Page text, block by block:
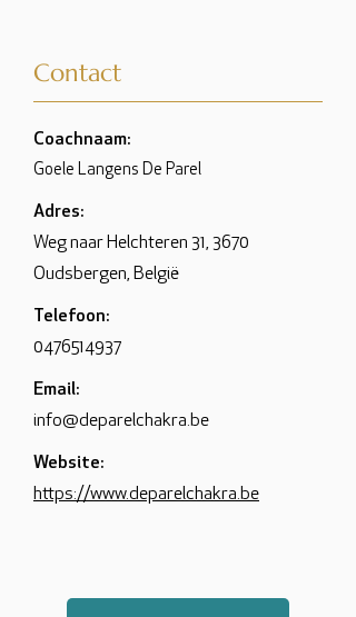
Contact
Coachnaam:
Goele Langens De Parel
Adres:
Weg naar Helchteren 31, 3670
Oudsbergen, België
Telefoon:
0476514937
Email:
info@deparelchakra.be
Website:
https://www.deparelchakra.be